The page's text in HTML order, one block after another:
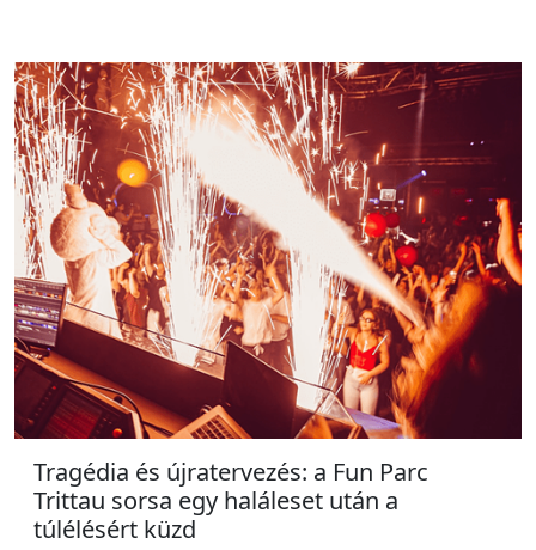
Tragédia és újratervezés: a Fun Parc
Trittau sorsa egy haláleset után a
túlélésért küzd